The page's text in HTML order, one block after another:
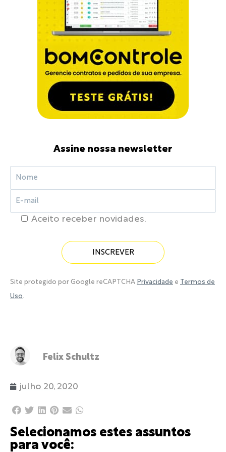
Assine nossa newsletter
Aceito receber novidades.
Site protegido por Google reCAPTCHA Privacidade e Termos de
Uso
Felix Schultz
julho 20, 2020
Selecionamos estes assuntos
para você: